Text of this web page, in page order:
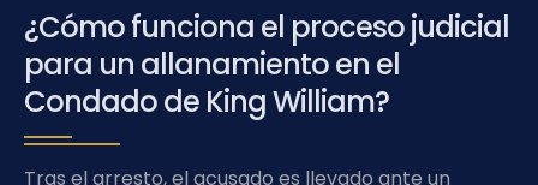
¿Cómo funciona el proceso judicial
para un allanamiento en el
Condado de King William?
Tras el arresto, el acusado es llevado ante un